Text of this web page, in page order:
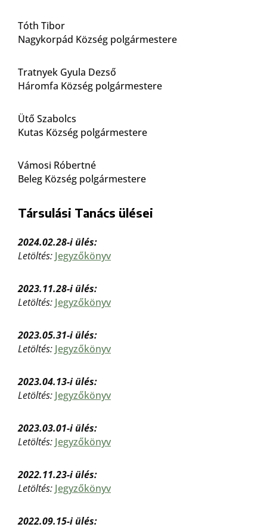
Tóth Tibor
Nagykorpád Község polgármestere
Tratnyek Gyula Dezső
Háromfa Község polgármestere
Ütő Szabolcs
Kutas Község polgármestere
Vámosi Róbertné
Beleg Község polgármestere
Társulási Tanács ülései
2024.02.28-i ülés:
Letöltés: Jegyzőkönyv
2023.11.28-i ülés:
Letöltés: Jegyzőkönyv
2023.05.31-i ülés:
Letöltés: Jegyzőkönyv
2023.04.13-i ülés:
Letöltés: Jegyzőkönyv
2023.03.01-i ülés:
Letöltés: Jegyzőkönyv
2022.11.23-i ülés:
Letöltés: Jegyzőkönyv
2022.09.15-i ülés: